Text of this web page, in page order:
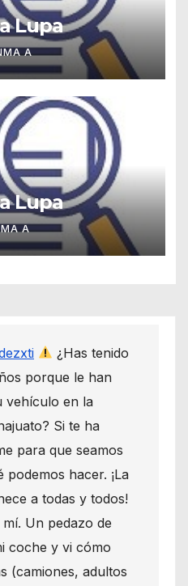
Lupa
A
Lupa
A
¿Has tenido
porque le han
vehículo en la
Si te ha
para que seamos
podemos hacer. ¡La
a todas y todos!
Un pedazo de
coche y vi cómo
(camiones, adultos